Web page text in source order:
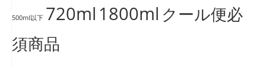
500ml以下 720ml 1800ml クール便必
須商品